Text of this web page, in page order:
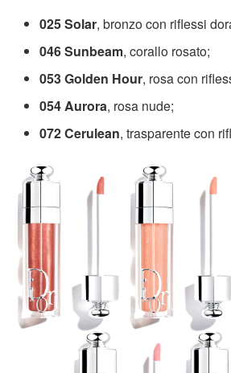
025 Solar, bronzo con riflessi
046Sunbeam, corallo rosato;
053 Golden Hour, rosa con
054 Aurora, rosa nude;
072 Cerulean, trasparente con